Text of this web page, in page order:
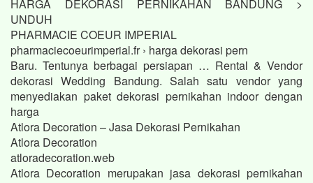
HARGA DEKORASI PERNIKAHAN BANDUNG >
UNDUH
PHARMACIE COEUR IMPERIAL
pharmaciecoeurimperial.fr › harga dekorasi pern
Baru. Tentunya berbagai persiapan … Rental & Vendor
dekorasi Wedding Bandung. Salah satu vendor yang
menyediakan paket dekorasi pernikahan indoor dengan
harga
Atlora Decoration – Jasa Dekorasi Pernikahan
Atlora Decoration
atloradecoration.web
Atlora Decoration merupakan jasa dekorasi pernikahan